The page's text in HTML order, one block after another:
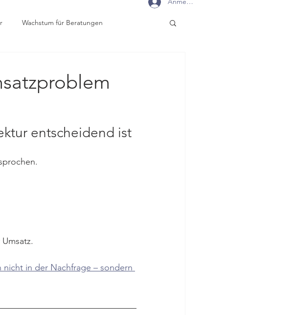
Wachstum für Beratungen
entscheidend ist
in der Nachfrage – sondern